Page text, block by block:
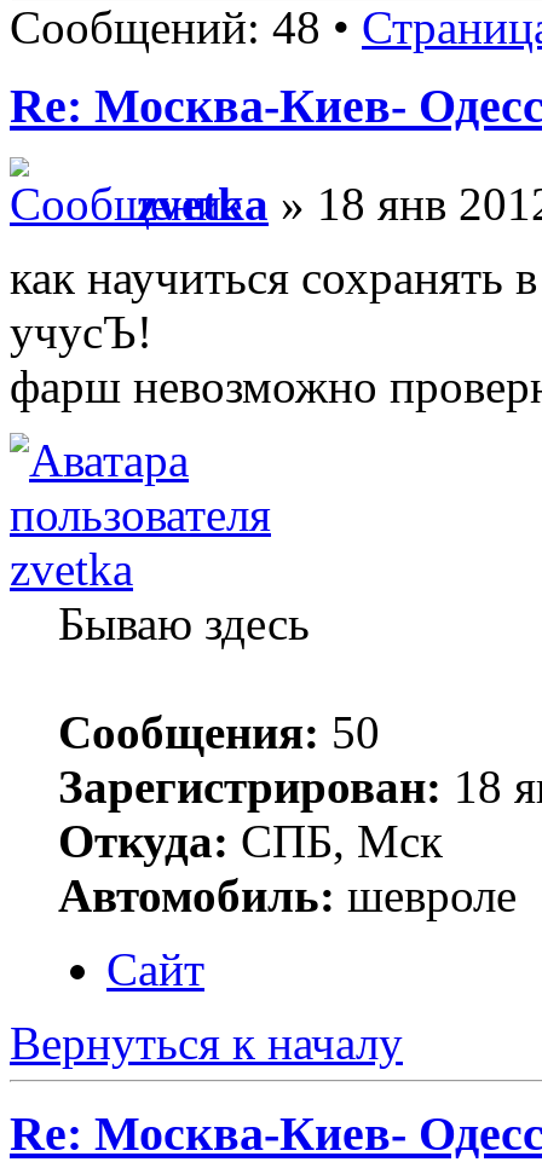
Сообщений: 48 •
Re: Москва-Киев-
zvetka » 18 янв
как научиться сохранять
учусЪ!
фарш невозможно
zvetka
Бываю здесь
Сообщения: 50
Зарегистрирован: 18
Откуда: СПБ, Мск
Автомобиль: шевроле
Сайт
Вернуться к началу
Re: Москва-Киев-